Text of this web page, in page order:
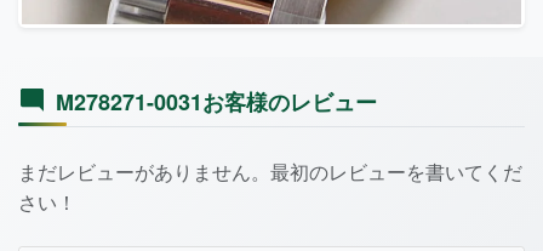
M278271-0031お客様のレビュー
まだレビューがありません。最初のレビューを書いてくだ
さい！